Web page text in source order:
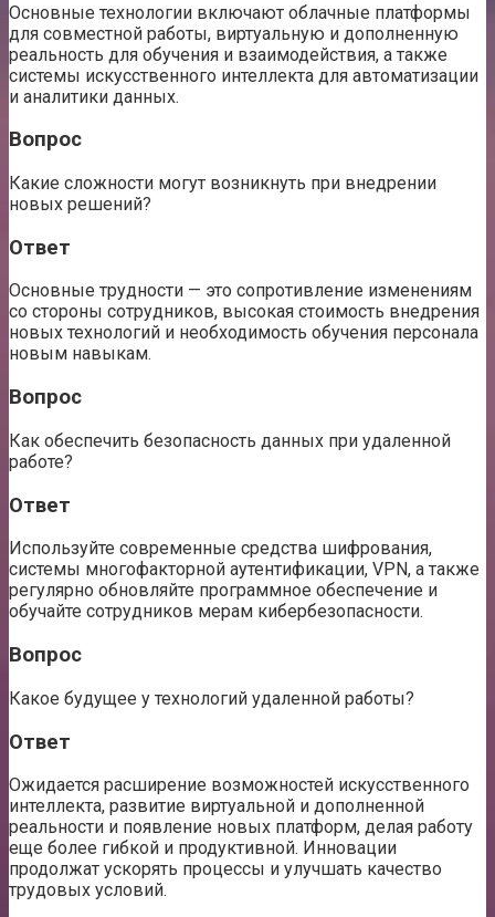
Основные технологии включают облачные платформы
для совместной работы, виртуальную и дополненную
реальность для обучения и взаимодействия, а также
системы искусственного интеллекта для автоматизации
и аналитики данных.
Вопрос
Какие сложности могут возникнуть при внедрении
новых решений?
Ответ
Основные трудности — это сопротивление изменениям
со стороны сотрудников, высокая стоимость внедрения
новых технологий и необходимость обучения персонала
новым навыкам.
Вопрос
Как обеспечить безопасность данных при удаленной
работе?
Ответ
Используйте современные средства шифрования,
системы многофакторной аутентификации, VPN, а также
регулярно обновляйте программное обеспечение и
обучайте сотрудников мерам кибербезопасности.
Вопрос
Какое будущее у технологий удаленной работы?
Ответ
Ожидается расширение возможностей искусственного
интеллекта, развитие виртуальной и дополненной
реальности и появление новых платформ, делая работу
еще более гибкой и продуктивной. Инновации
продолжат ускорять процессы и улучшать качество
трудовых условий.